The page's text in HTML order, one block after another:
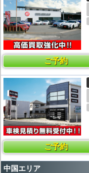
ご予約
ご予約
中国エリア